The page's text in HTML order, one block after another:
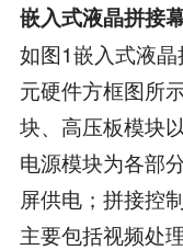
嵌入式液晶拼接
如图1嵌入式液
元硬件方框图所
块、高压板模块
电源模块为各部
屏供电；拼接控
主要包括视频处